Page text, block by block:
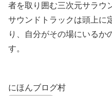
者を取り囲む三次元サラウ
サウンドトラックは頭上に
り、自分がその場にいるか
す。
にほんブログ村